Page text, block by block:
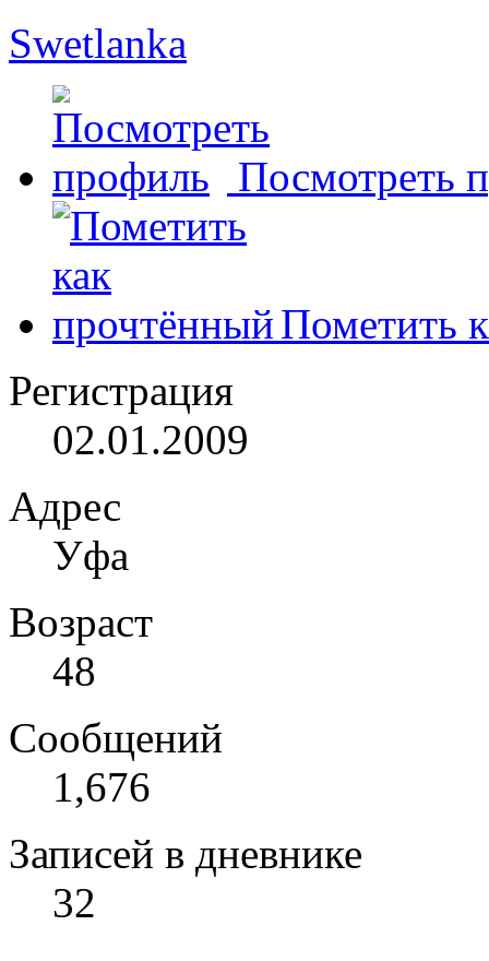
Swetlanka
Посмотреть
Пометить
Регистрация
02.01.2009
Адрес
Уфа
Возраст
48
Сообщений
1,676
Записей в дневнике
32